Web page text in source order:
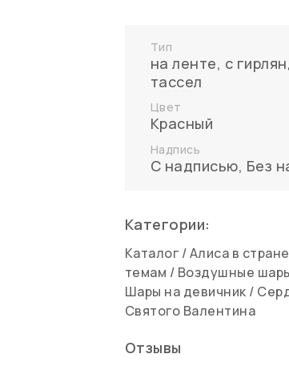
Тип
на ленте, с
тассел
Цвет
Красный
Надпись
С надписью, Без
Категории:
Каталог /Алиса в
темам / Воздушные
Шары на девичник /
Святого Валентина
Отзывы